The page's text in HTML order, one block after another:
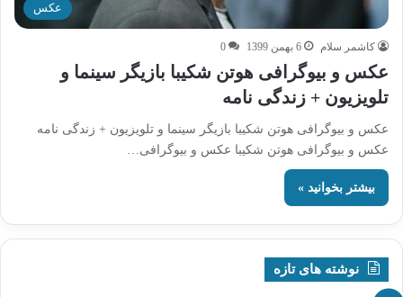
عکس
کاشمر سلام 6 بهمن 1399 0
عکس و بیوگرافی هوتن شکیبا بازیگر سینما و
تلویزیون + زندگی نامه
عکس و بیوگرافی هوتن شکیبا بازیگر سینما و تلویزیون + زندگی نامه
عکس و بیوگرافی هوتن شکیبا عکس و بیوگرافی…
بیشتر بخوانید »
نوشته های تازه